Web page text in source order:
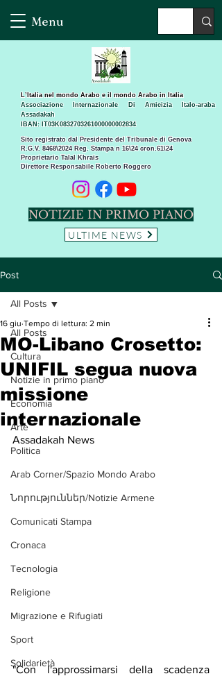
Menu
Sito registrato dal Presidente del Tribunale di Genova
R.G.V. 8468\2024 Reg. Stampa n 16\24 cron.61\24 ​
Proprietario Talal Khrais
Direttore Responsabile Roberto Roggero
L’Italia nel mondo Arabo e il mondo Arabo in Italia
Associazione Internazionale Di Amicizia Italo-araba
Assadakah
IBAN: IT03K0832703261000000002834
NOTIZIE IN PRIMO PIANO
ULTIME NEWS
Post
All Posts
Cultura
Notizie in primo piano
Economia
Arte
Politica
Arab Corner/Spazio Mondo Arabo
Նորություններ/Notizie Armene
Comunicati Stampa
Cronaca
Tecnologia
Religione
Migrazione e Rifugiati
Sport
Solidarietà
All Posts
MO-Libano Crosetto:
UNIFIL segua nuova
missione
internazionale
16 giu Tempo di lettura: 2 min
Assadakah News
"Con l'approssimarsi della scadenza